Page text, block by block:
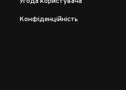
Конфіденційність